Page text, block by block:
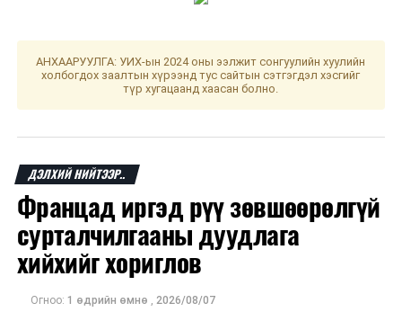
бэлтгэх үүрэг бүхий Байгаль,
орчин, хүнс, хөдөө аж ахуйн
байнгын хорооны ажлын дэд
11.00
Хүмүүнлэг боловсролыг
дэмжих тухай хуулийн
төслийг хэлэлцүүлэгт
бэлтгэх үүрэг бүхий
Боловсрол, соёл, шинжлэх
ухаан, спортын байнгын
хорооны ажлын дэд хэсгийн
танхим
АНХААРУУЛГА: УИХ-ын 2024 оны ээлжит сонгуулийн хуулийн
холбогдох заалтын хүрээнд тус сайтын сэтгэгдэл хэсгийг
түр хугацаанд хаасан болно.
ДЭЛХИЙ НИЙТЭЭР..
Францад иргэд рүү зөвшөөрөлгүй
сурталчилгааны дуудлага
хийхийг хориглов
Огноо: 1 өдрийн өмнө , 2026/08/07